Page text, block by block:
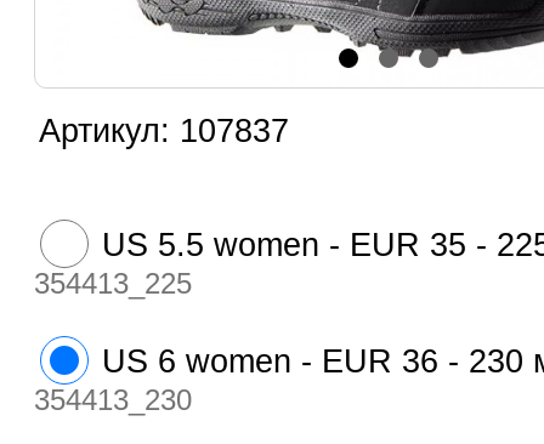
Артикул: 107837
US 5.5 women - EUR 35 -
354413_225
US 6 women - EUR 36 - 230
354413_230